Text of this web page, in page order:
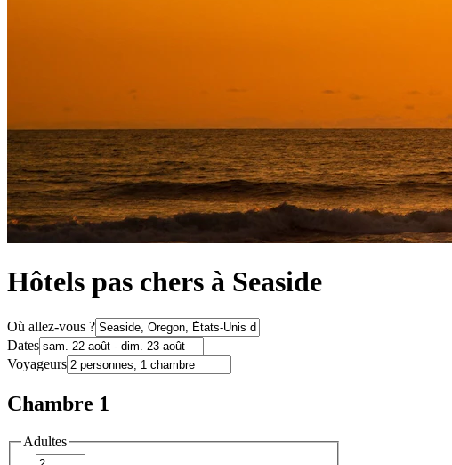
Hôtels pas chers à Seaside
Où allez-vous ?
Dates
Voyageurs
Chambre 1
Adultes